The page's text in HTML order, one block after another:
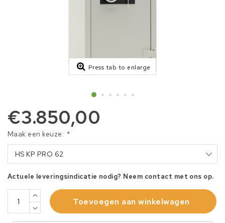
Press tab to enlarge
€3.850,00
Maak een keuze: *
HS KP PRO 62
Actuele leveringsindicatie nodig? Neem contact met ons op.
Toevoegen aan winkelwagen